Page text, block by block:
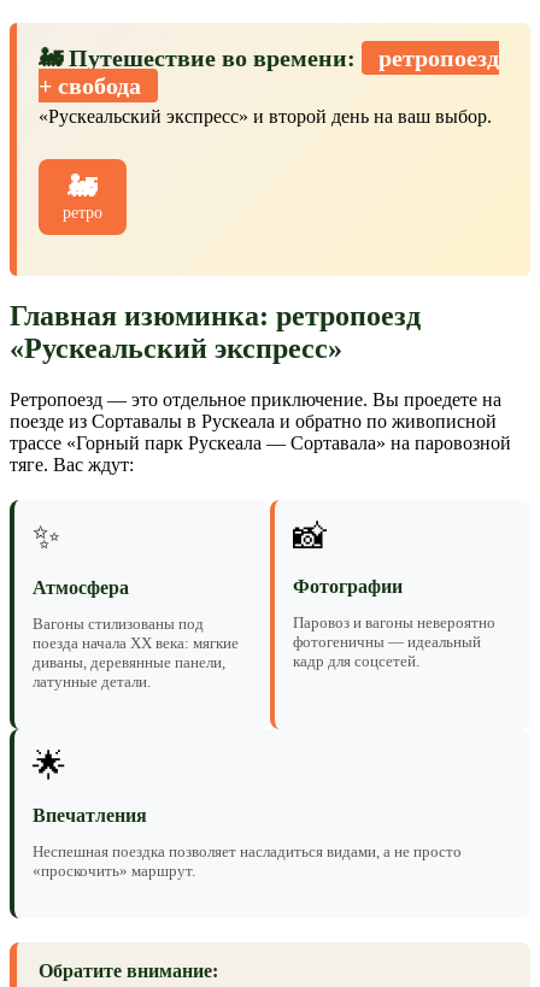
🚂 Путешествие во времени:
ретропоезд
+ свобода
«Рускеальский экспресс» и второй день на ваш выбор.
🚂
ретро
Главная изюминка: ретропоезд
«Рускеальский экспресс»
Ретропоезд — это отдельное приключение. Вы проедете на
поезде из Сортавалы в Рускеала и обратно по живописной
трассе «Горный парк Рускеала — Сортавала» на паровозной
тяге. Вас ждут:
✨
Атмосфера
Вагоны стилизованы под
поезда начала XX века: мягкие
диваны, деревянные панели,
латунные детали.
📸
Фотографии
Паровоз и вагоны невероятно
фотогеничны — идеальный
кадр для соцсетей.
🌟
Впечатления
Неспешная поездка позволяет насладиться видами, а не просто
«проскочить» маршрут.
Обратите внимание: